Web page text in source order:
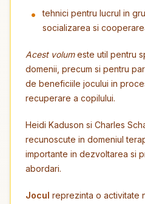
tehnici pentru lucrul in
socializarea si
Acest volumeste util pentru
domenii, precum si pentru
de beneficiile jocului in
recuperare a copilului.
Heidi Kaduson si Charles
recunoscute in domeniul
importante in dezvoltarea si
abordari.
Jocul reprezinta o activitate